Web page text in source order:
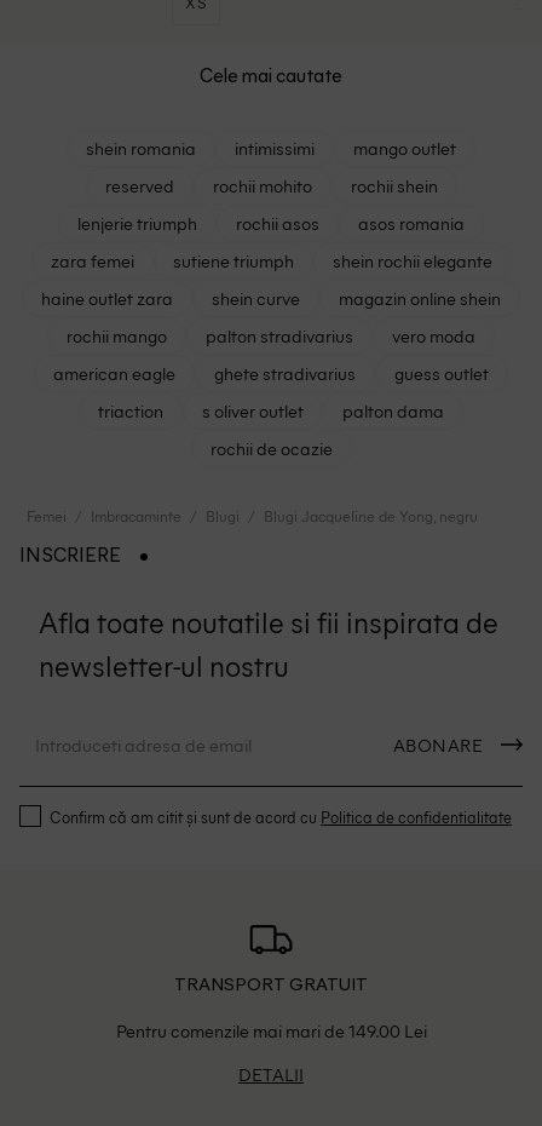
Cele mai cautate
shein romania intimissimi
mango outlet
reserved
rochii mohito
rochii shein
lenjerie triumph
rochii asos
asos romania
zara femei
sutiene triumph
shein rochii elegante
haine outlet zara
shein curve
magazin online shein
rochii mango
palton stradivarius
vero moda
american eagle
ghete stradivarius
guess outlet
triaction
s oliver outlet
palton dama
rochii de ocazie
Femei Imbracaminte Blugi Blugi Jacqueline de Yong, negru
INSCRIERE
Afla toate noutatile si fii inspirata de
newsletter-ul nostru
ABONARE
Confirm că am citit și sunt de acord cu Politica de confidentialitate
TRANSPORT GRATUIT
Pentru comenzile mai mari de 149.00 Lei
DETALII